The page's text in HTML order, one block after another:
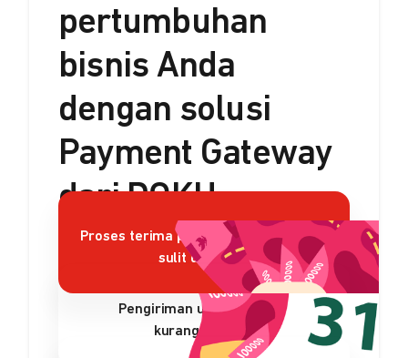
pertumbuhan
bisnis Anda
dengan solusi
Payment Gateway
dari DOKU
Proses terima pembayaran rumit dan
sulit dikelola?
Pengiriman uang sulit dan
kurang efisien?